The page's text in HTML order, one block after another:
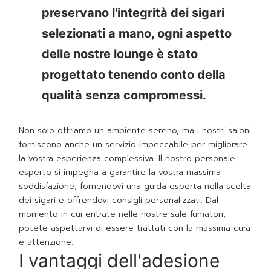
preservano l'integrità dei sigari
selezionati a mano, ogni aspetto
delle nostre lounge è stato
progettato tenendo conto della
qualità senza compromessi.
Non solo offriamo un ambiente sereno, ma i nostri saloni
forniscono anche un servizio impeccabile per migliorare
la vostra esperienza complessiva. Il nostro personale
esperto si impegna a garantire la vostra massima
soddisfazione, fornendovi una guida esperta nella scelta
dei sigari e offrendovi consigli personalizzati. Dal
momento in cui entrate nelle nostre sale fumatori,
potete aspettarvi di essere trattati con la massima cura
e attenzione.
I vantaggi dell'adesione